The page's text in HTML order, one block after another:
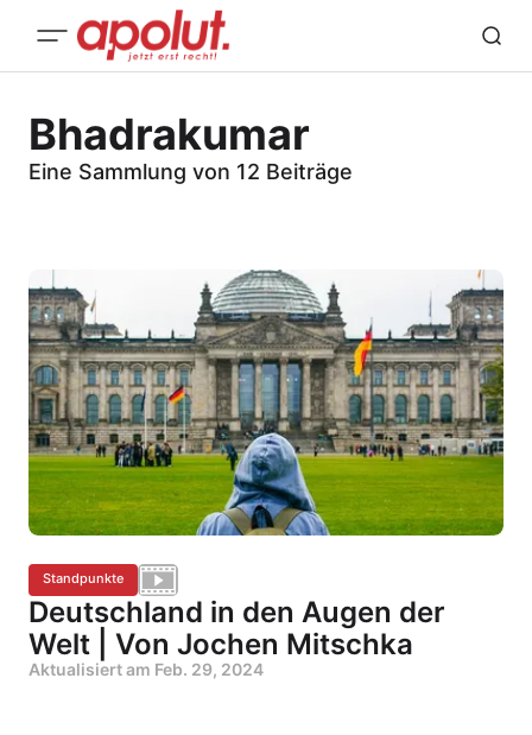
Bhadrakumar
Eine Sammlung von 12 Beiträge
Standpunkte
Deutschland in den Augen der
Welt | Von Jochen Mitschka
Aktualisiert am Feb. 29, 2024